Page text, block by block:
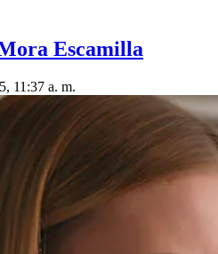
Escamilla
11:37 a. m.